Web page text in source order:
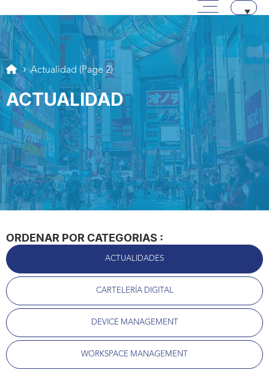
Pasar a contenido
Menú principal
Actualidad (Page 2)
ACTUALIDAD
ORDENAR POR CATEGORIAS :
ACTUALIDADES
CARTELERÍA DIGITAL
DEVICE MANAGEMENT
WORKSPACE MANAGEMENT